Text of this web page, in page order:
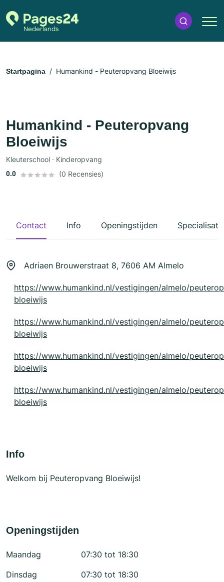
Startpagina Humankind - Peuteropvang Bloeiwijs
Humankind - Peuteropvang
Bloeiwijs
Kleuterschool · Kinderopvang
0.0 (0 Recensies)
Contact Info Openingstijden
Adriaen Brouwerstraat 8, 7606 AM Almelo
https://www.humankind.nl/vestigingen/almelo/
bloeiwijs
https://www.humankind.nl/vestigingen/almelo/
bloeiwijs
https://www.humankind.nl/vestigingen/almelo/
bloeiwijs
https://www.humankind.nl/vestigingen/almelo/
bloeiwijs
Info
Welkom bij Peuteropvang Bloeiwijs!
Openingstijden
Maandag
07:30 tot 18:30
Dinsdag
07:30 tot 18:30